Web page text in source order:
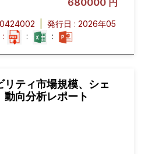
680000 円
発行日 : 2026年05
: : :
リティ市場規模、シェ
動向分析レポート